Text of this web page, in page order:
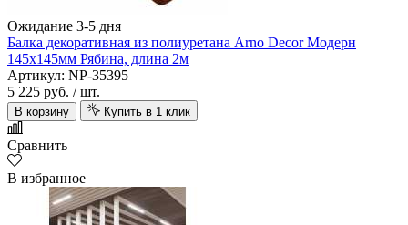
Ожидание 3-5 дня
Балка декоративная из полиуретана Arno Decor Модерн
145х145мм Рябина, длина 2м
Артикул: NP-35395
5 225 руб. / шт.
В корзину Купить в 1 клик
Сравнить
В избранное